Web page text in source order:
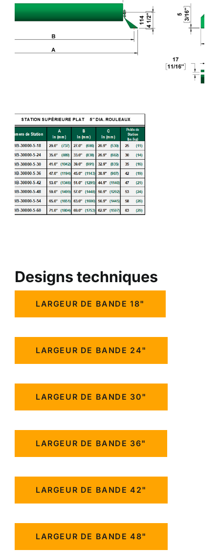
Designs techniques
LARGEUR DE BANDE 18"
LARGEUR DE BANDE 24"
LARGEUR DE BANDE 30"
LARGEUR DE BANDE 36"
LARGEUR DE BANDE 42"
LARGEUR DE BANDE 48"